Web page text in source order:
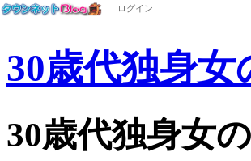
ログイン
30歳代独身女
30歳代独身女